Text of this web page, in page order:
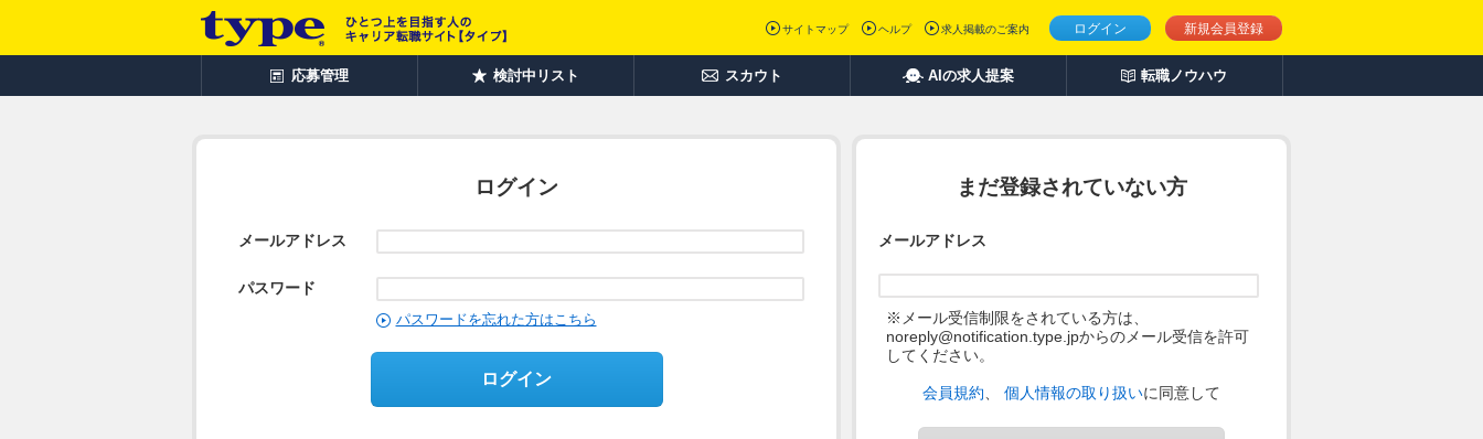
ログイン 新規会員登録
サイトマップ ヘルプ 求人掲載のご案内
応募管理 検討中リスト スカウト AIの求人提案 転職ノウハウ
ログイン
メールアドレス
パスワード
パスワードを忘れた方はこちら
ログイン
まだ登録されていない方
メールアドレス
※メール受信制限をされている方は、
noreply@notification.type.jpからのメール受信を許可
してください。
会員規約 個人情報の取り扱いに同意して